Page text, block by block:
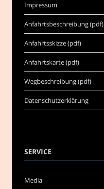
Impressum
Anfahrtsbeschreibung (pdf)
Anfahrtsskizze (pdf)
Anfahrtskarte (pdf)
Wegbeschreibung (pdf)
Datenschutzerklärung
SERVICE
Media